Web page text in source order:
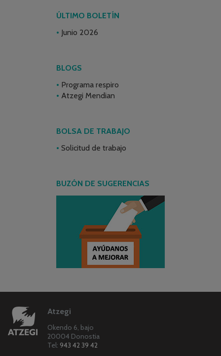
ÚLTIMO BOLETÍN
Junio 2026
BLOGS
Programa respiro
Atzegi Mendian
BOLSA DE TRABAJO
Solicitud de trabajo
BUZÓN DE SUGERENCIAS
Atzegi
Okendo 6, bajo
20004 Donostia
Tel: 943 42 39 42